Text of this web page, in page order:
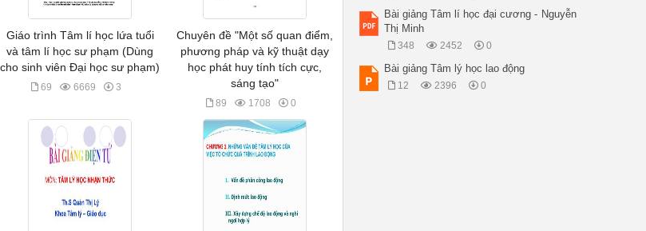
Giáo trình Tâm lí học lứa tuổi
và tâm lí học sư phạm (Dùng
cho sinh viên Đại học sư phạm)
69 6669 3
Chuyên đề "Một số quan điểm,
phương pháp và kỹ thuật dạy
học phát huy tính tích cực,
sáng tạo"
89 1708 0
Bài giảng Tâm lí học đại cương - Nguyễn
Thị Minh
348 2452 0
Bài giảng Tâm lý học lao động
12 2396 0